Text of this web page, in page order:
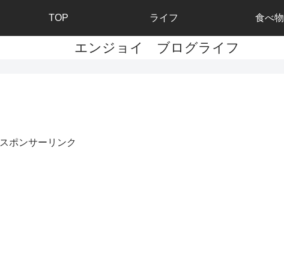
エンジョイ ブログライフ
TOP ライフ 食べ物
スポンサーリンク